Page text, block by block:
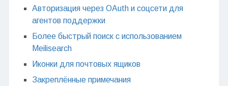
Авторизация через OAuth и соцсети для
агентов поддержки
Более быстрый поиск с использованием
Meilisearch
Иконки для почтовых ящиков
Закреплённые примечания